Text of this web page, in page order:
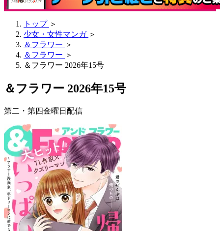
トップ ＞
少女・女性マンガ ＞
＆フラワー ＞
＆フラワー ＞
＆フラワー 2026年15号
＆フラワー 2026年15号
第二・第四金曜日配信